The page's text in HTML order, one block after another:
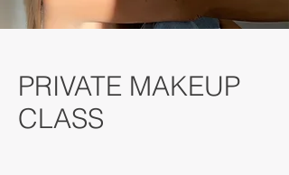
PRIVATE MAKEUP
CLASS